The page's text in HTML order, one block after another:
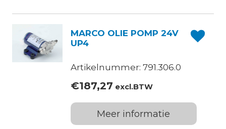
MARCO OLIE POMP 24V
UP4
Artikelnummer: 791.306.0
€187,27 excl.BTW
Meer informatie